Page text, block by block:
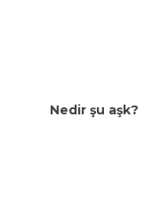
Nedir şu aşk?